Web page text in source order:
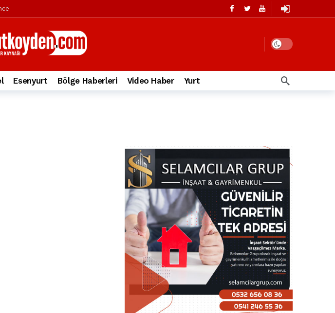
yönelik suçlamalar 10 ay önce
2 yıl önce
2 yıl önce
Esenyurt Bölge Haberleri Video Haber Yurt